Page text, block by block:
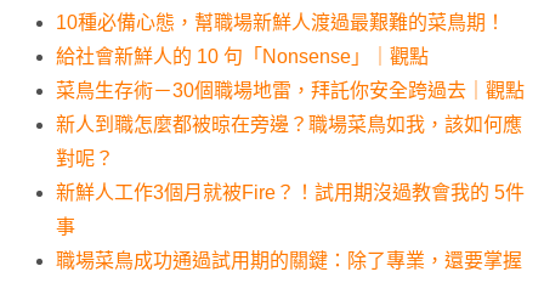
10種必備心態，幫職場新鮮人渡過最艱難的菜鳥期！
給社會新鮮人的 10 句「Nonsense」｜觀點
菜鳥生存術－30個職場地雷，拜託你安全跨過去｜觀點
新人到職怎麼都被晾在旁邊？職場菜鳥如我，該如何應
對呢？
新鮮人工作3個月就被Fire？！試用期沒過教會我的 5件
事
職場菜鳥成功通過試用期的關鍵：除了專業，還要掌握